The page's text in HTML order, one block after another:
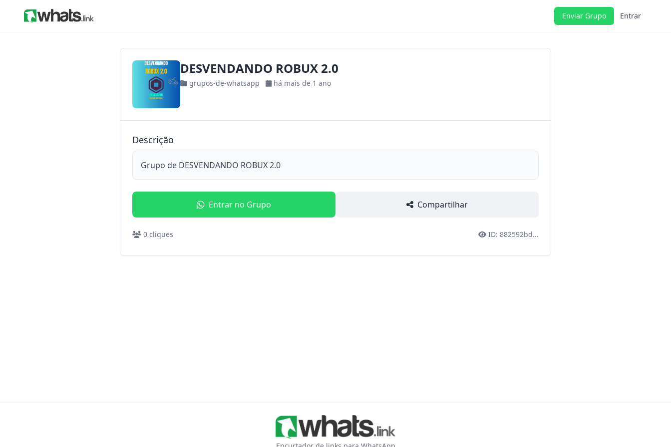
Enviar Grupo Entrar
DESVENDANDO ROBUX 2.0
grupos-de-whatsapp há mais de 1 ano
Descrição
Grupo de DESVENDANDO ROBUX 2.0
Entrar no Grupo Compartilhar
0 cliques ID: 882592bd...